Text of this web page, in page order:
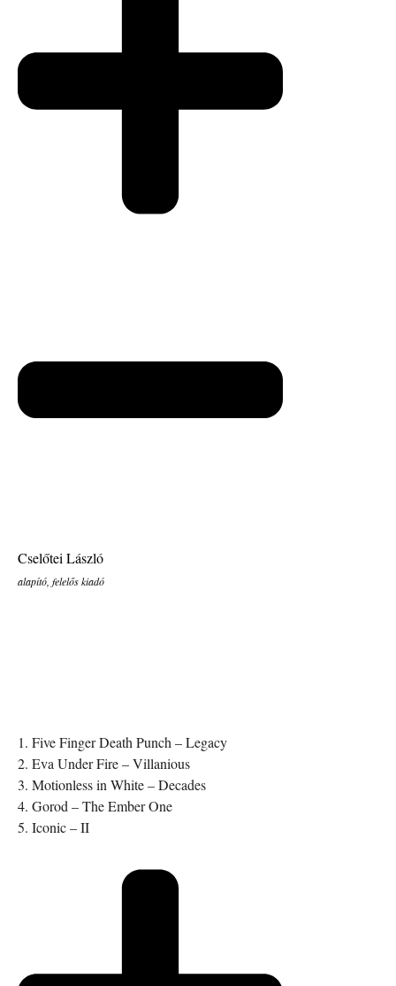
Cselőtei László
alapító, felelős kiadó
1. Five Finger Death Punch – Legacy
2. Eva Under Fire – Villanious
3. Motionless in White – Decades
4. Gorod – The Ember One
5. Iconic – II